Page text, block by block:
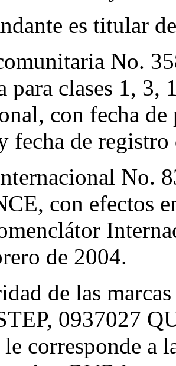
es titular
No.
para clases 1,
con fecha
fecha de
No.
con efectos
de 2004.
de las
0937027
corresponde a